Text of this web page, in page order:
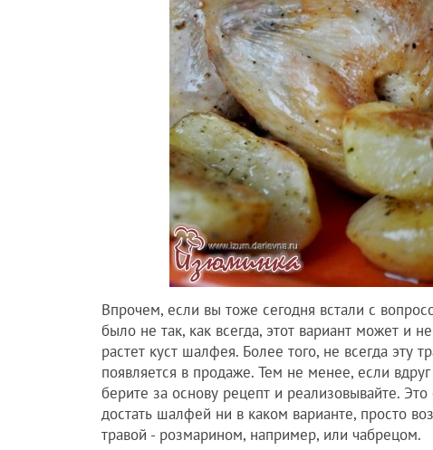
Впрочем, если вы тоже сегодня встали с
было не так, как всегда, этот вариант может и
растет куст шалфея. Более того, не всегда эту
появляется в продаже. Тем не менее, если
берите за основу рецепт и реализовывайте.
достать шалфей ни в каком варианте, просто
травой - розмарином, например, или чабрецом.